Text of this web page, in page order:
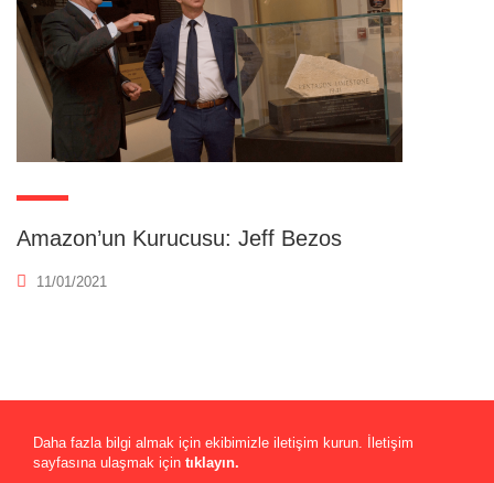
Amazon’un Kurucusu: Jeff Bezos
11/01/2021
Daha fazla bilgi almak için ekibimizle iletişim kurun. İletişim
sayfasına ulaşmak için tıklayın.